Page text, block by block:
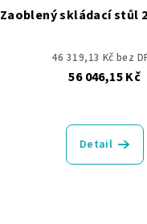
Zaoblený skládací stůl
46 319,13 Kč bez
56 046,15 Kč
Detail